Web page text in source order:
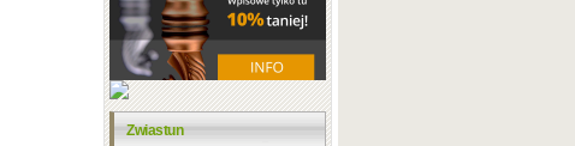
Zwiastun